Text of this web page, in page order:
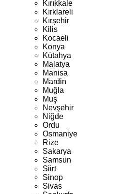
Kırıkkale
Kırklareli
Kırşehir
Kilis
Kocaeli
Konya
Kütahya
Malatya
Manisa
Mardin
Muğla
Muş
Nevşehir
Niğde
Ordu
Osmaniye
Rize
Sakarya
Samsun
Siirt
Sinop
Sivas